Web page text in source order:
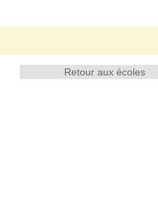
Retour aux écoles